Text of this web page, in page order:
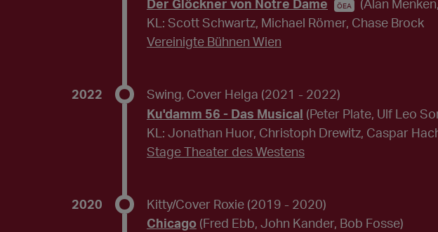
Der Glöckner von Notre Dame
ÖEA
(Alan
KL: Scott Schwartz, Michael Römer, Chase Brock
Vereinigte Bühnen Wien
2022 Swing, Cover Helga (2021 - 2022)
Ku'damm 56 - Das Musical (Peter Plate, Ulf Leo
KL: Jonathan Huor, Christoph Drewitz, Caspar
Stage Theater des Westens
2020 Kitty/Cover Roxie (2019 - 2020)
Chicago (Fred Ebb, John Kander, Bob Fosse)